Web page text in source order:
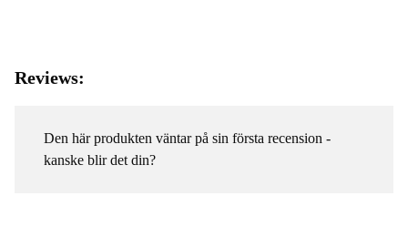
Reviews:
Den här produkten väntar på sin första recension -
kanske blir det din?